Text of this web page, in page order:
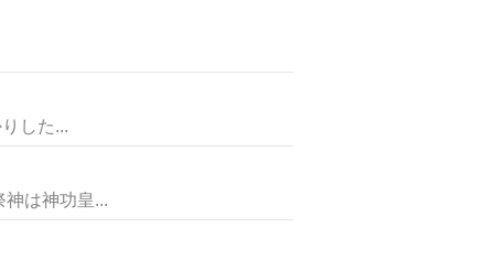
した...
は神功皇...